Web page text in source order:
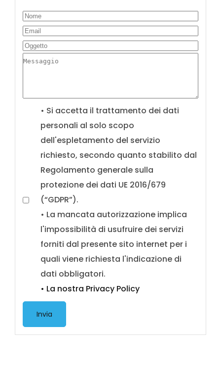
• Si accetta il trattamento dei dati
personali al solo scopo
dell'espletamento del servizio
richiesto, secondo quanto stabilito dal
Regolamento generale sulla
protezione dei dati UE 2016/679
(“GDPR”).
• La mancata autorizzazione implica
l'impossibilità di usufruire dei servizi
forniti dal presente sito internet per i
quali viene richiesta l'indicazione di
dati obbligatori.
• La nostra Privacy Policy
Invia